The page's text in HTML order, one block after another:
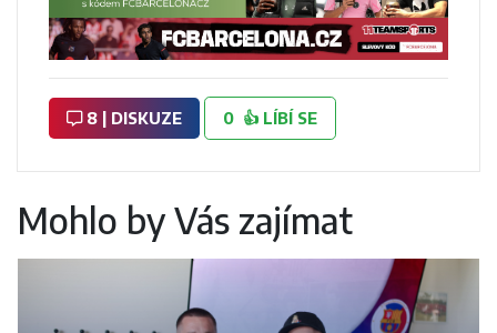
8 | DISKUZE 0 👍 LÍBÍ SE
Mohlo by Vás zajímat